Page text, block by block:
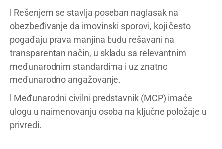
l Rešenjem se stavlja poseban naglasak na
obezbeđivanje da imovinski sporovi, koji često
pogađaju prava manjina budu rešavani na
transparentan način, u skladu sa relevantnim
međunarodnim standardima i uz znatno
međunarodno angažovanje.
l Međunarodni civilni predstavnik (MCP) imaće
ulogu u naimenovanju osoba na ključne položaje u
privredi.